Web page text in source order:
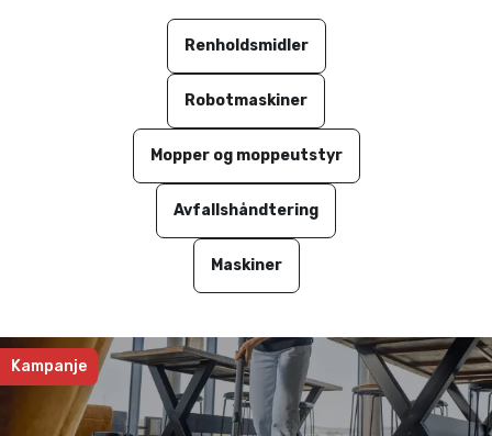
Renholdsmidler
Robotmaskiner
Mopper og moppeutstyr
Avfallshåndtering
Maskiner
Kampanje